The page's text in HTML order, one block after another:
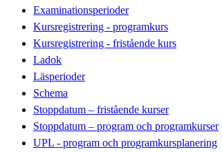
Examinationsperioder
Kursregistrering - programkurs
Kursregistrering - fristående kurs
Ladok
Läsperioder
Schema
Stoppdatum – fristående kurser
Stoppdatum – program och programkurser
UPL - program och programkursplanering